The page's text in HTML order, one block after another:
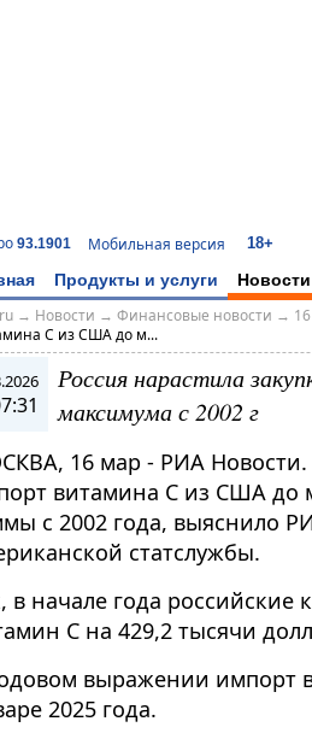
93.1901 Мобильная версия 18+
Продукты и услуги Новости
→ Новости → Финансовые новости →
C из США до м...
Россия нарастила
максимума с 2002 г
16 мар - РИА Новости.
витамина C из США до
с 2002 года, выяснило
статслужбы.
в начале года
C на 429,2 тысячи
выражении импорт
2025 года.